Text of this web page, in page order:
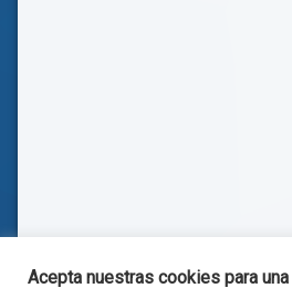
Acepta nuestras cookies para